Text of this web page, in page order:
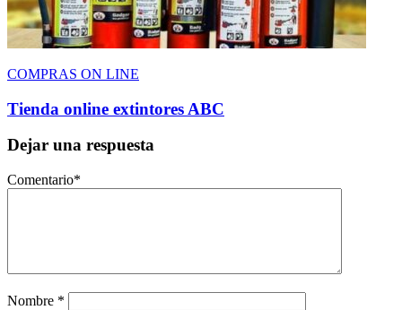
COMPRAS ON LINE
Tienda online extintores ABC
Dejar una respuesta
Comentario*
Nombre *